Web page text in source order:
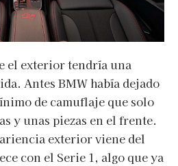
el exterior tendría una
Antes BMW había dejado
de camuflaje que solo
y unas piezas en el frente.
exterior viene del
con el Serie 1, algo que ya